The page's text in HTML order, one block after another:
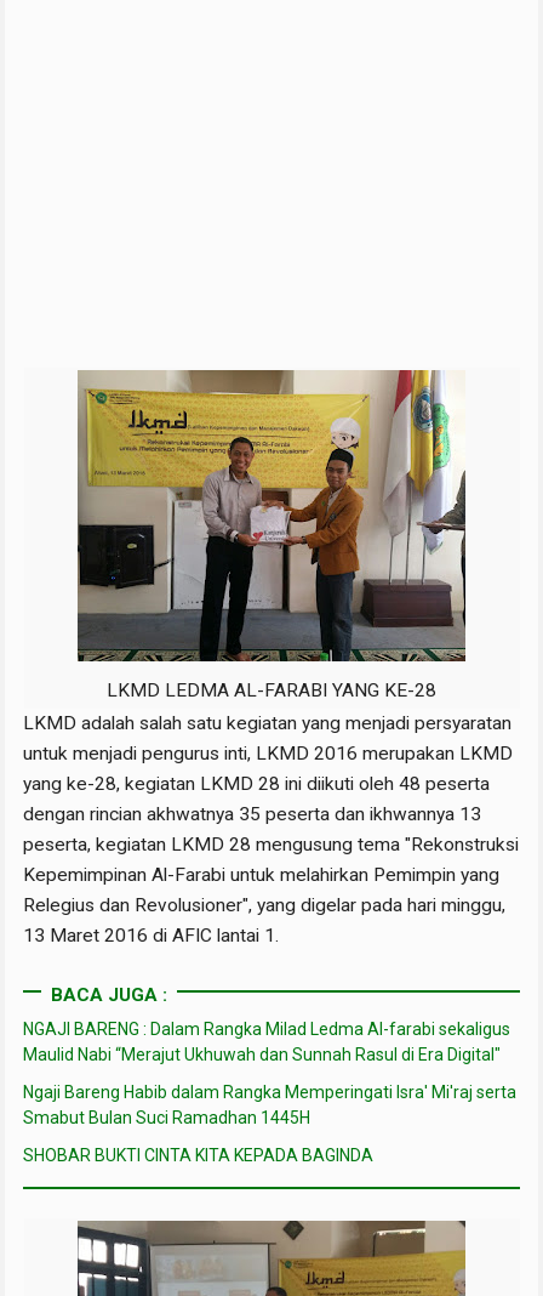
LKMD LEDMA AL-FARABI YANG KE-28
LKMD adalah salah satu kegiatan yang menjadi persyaratan
untuk menjadi pengurus inti, LKMD 2016 merupakan LKMD
yang ke-28, kegiatan LKMD 28 ini diikuti oleh 48 peserta
dengan rincian akhwatnya 35 peserta dan ikhwannya 13
peserta, kegiatan LKMD 28 mengusung tema "Rekonstruksi
Kepemimpinan Al-Farabi untuk melahirkan Pemimpin yang
Relegius dan Revolusioner", yang digelar pada hari minggu,
13 Maret 2016 di AFIC lantai 1.
BACA JUGA :
NGAJI BARENG : Dalam Rangka Milad Ledma Al-farabi sekaligus
Maulid Nabi “Merajut Ukhuwah dan Sunnah Rasul di Era Digital"
Ngaji Bareng Habib dalam Rangka Memperingati Isra' Mi'raj serta
Smabut Bulan Suci Ramadhan 1445H
SHOBAR BUKTI CINTA KITA KEPADA BAGINDA